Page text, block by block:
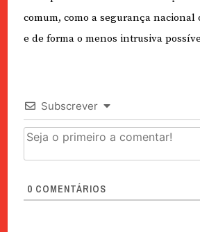
comum, como a segurança nacional
e de forma o menos intrusiva
Subscrever
0 COMENTÁRIOS